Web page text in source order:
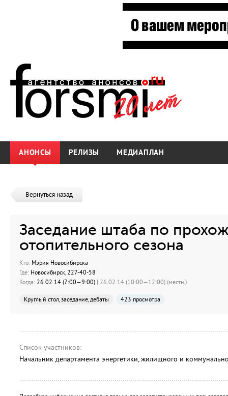
АНОНСЫ РЕЛИЗЫ МЕДИАПЛАН
Вернуться назад
Заседание штаба по
отопительного сезона
Кто: Мэрия Новосибирска
Где: Новосибирск, 227-40-58
Когда: 26.02.14 (7:00—9:00) | 26.02.14 (10:00—12:00) (местн.)
Круглый стол, заседание, дебаты 423 просмотра
Список участников:
Начальник департамента энергетики, жилищного и